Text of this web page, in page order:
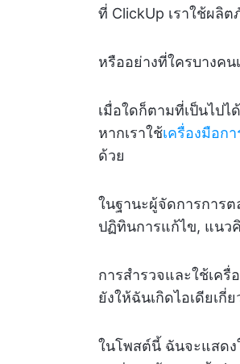
ที่ ClickUp เราใช้ผลิต
หรืออย่างที่ใครบางคน
เมื่อใดก็ตามที่เป็นไปไ
หากเราใช้เครื่องมือก
ด้วย
ในฐานะผู้จัดการการ
ปฏิทินการแก้ไข, แนว
การสำรวจและใช้เครื่
ยังให้ฉันเกิดไอเดียเกี่
ในโพสต์นี้ ฉันจะแสดง